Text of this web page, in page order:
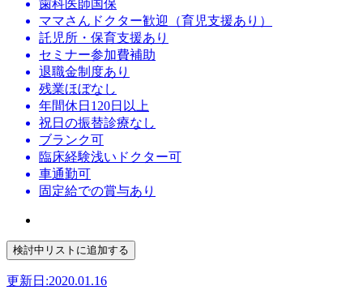
歯科医師国保
ママさんドクター歓迎（育児支援あり）
託児所・保育支援あり
セミナー参加費補助
退職金制度あり
残業ほぼなし
年間休日120日以上
祝日の振替診療なし
ブランク可
臨床経験浅いドクター可
車通勤可
固定給での賞与あり
更新日:2020.01.16